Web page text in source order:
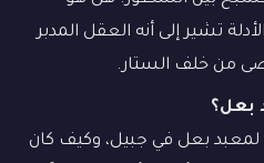
تشير إلى أنه العقل المدبر
من خلف الستار.
بعل؟
لمعبد بعل في جبيل، وكيف كان